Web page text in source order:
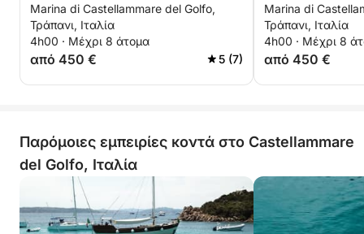
φυσικό καταφύγιο Zingaro
Marina di Castellammare del Golfo,
Τράπανι, Ιταλία
4h00 · Μέχρι 8 άτομα
από 450 € 5 (7)
Cannoli
Marina di
Τράπανι, Ιταλία
4h00 · Μέχρι 8
από 450 €
Παρόμοιες εμπειρίες κοντά στο Castellammare
del Golfo, Ιταλία